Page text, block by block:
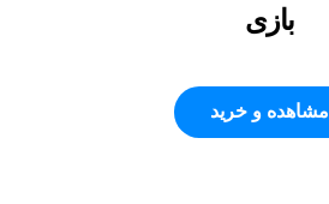
بازی
مشاهده و خرید